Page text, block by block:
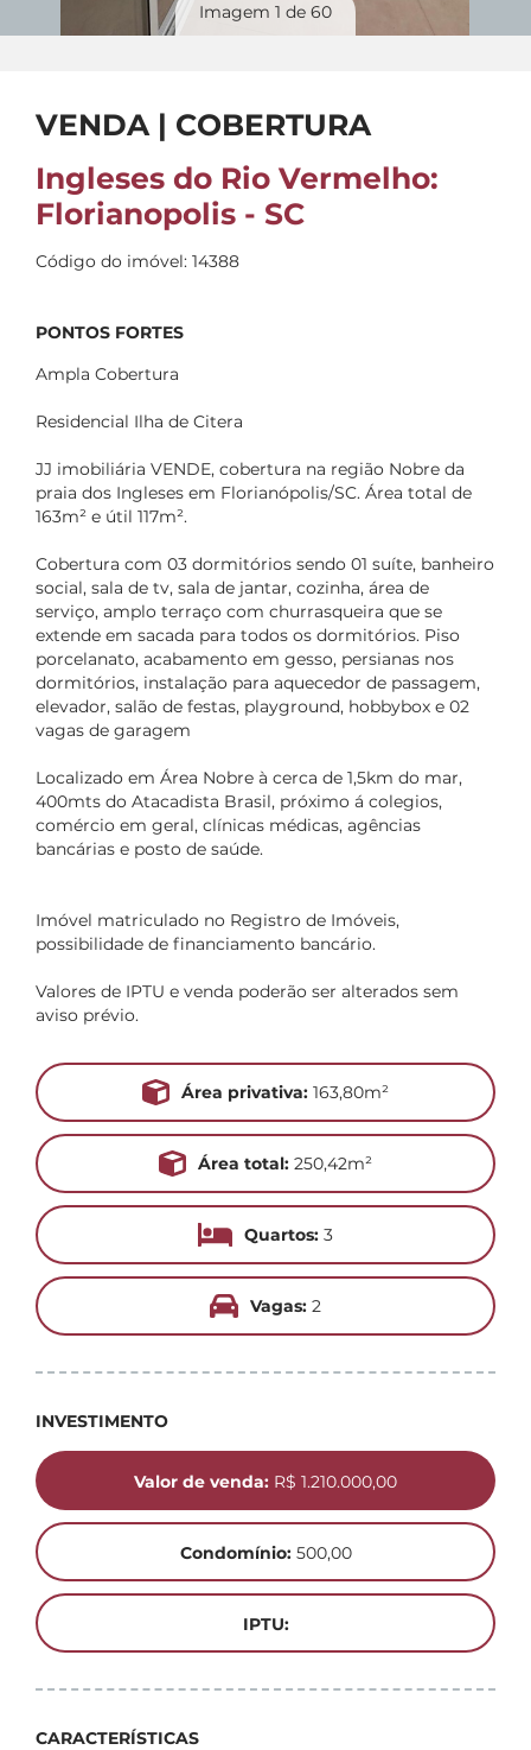
Imagem 1 de 60
VENDA | COBERTURA
Ingleses do Rio Vermelho:
Florianopolis - SC
Código do imóvel: 14388
PONTOS FORTES
Ampla Cobertura
Residencial Ilha de Citera
JJ imobiliária VENDE, cobertura na região Nobre da
praia dos Ingleses em Florianópolis/SC. Área total de
163m² e útil 117m².
Cobertura com 03 dormitórios sendo 01 suíte, banheiro
social, sala de tv, sala de jantar, cozinha, área de
serviço, amplo terraço com churrasqueira que se
extende em sacada para todos os dormitórios. Piso
porcelanato, acabamento em gesso, persianas nos
dormitórios, instalação para aquecedor de passagem,
elevador, salão de festas, playground, hobbybox e 02
vagas de garagem
Localizado em Área Nobre à cerca de 1,5km do mar,
400mts do Atacadista Brasil, próximo á colegios,
comércio em geral, clínicas médicas, agências
bancárias e posto de saúde.
Imóvel matriculado no Registro de Imóveis,
possibilidade de financiamento bancário.
Valores de IPTU e venda poderão ser alterados sem
aviso prévio.
Área privativa: 163,80m²
Área total: 250,42m²
Quartos:3
Vagas:2
INVESTIMENTO
Valor de venda: R$ 1.210.000,00
Condomínio:500,00
IPTU:
CARACTERÍSTICAS